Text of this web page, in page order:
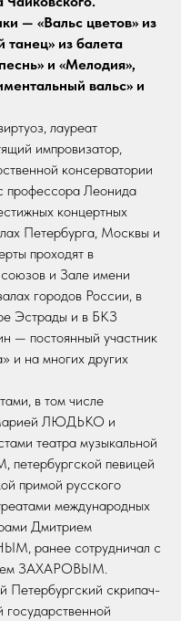
— «Вальс цветов» из
танец» из балета
и «Мелодия»,
вальс» и
лауреат
импровизатор,
консерватории
профессора Леонида
концертных
Петербурга, Москвы и
проходят в
и Зале имени
городов России, в
Эстрады и в БКЗ
— постоянный участник
и на многих других
в том числе
Марией ЛЮДЬКО и
театра музыкальной
певицей
примой русского
международных
Дмитрием
ранее сотрудничал с
ЗАХАРОВЫМ.
Петербургский скрипач-
государственной